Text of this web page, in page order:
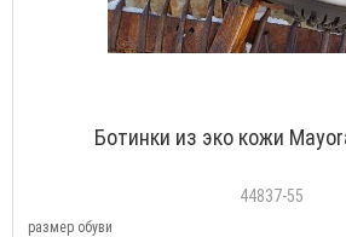
Ботинки из эко кожи
44837-55
размер обуви